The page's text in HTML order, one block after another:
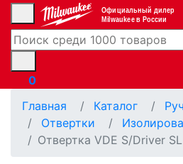
Официальный дилер
Milwaukee в России
0
Главная
Каталог
Отвертки
Отвертка VDE S/Driver